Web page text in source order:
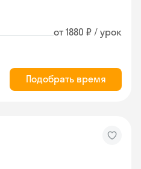
от 1880 ₽ / урок
Подобрать время